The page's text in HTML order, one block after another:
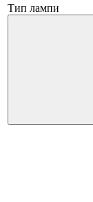
Тип лампи